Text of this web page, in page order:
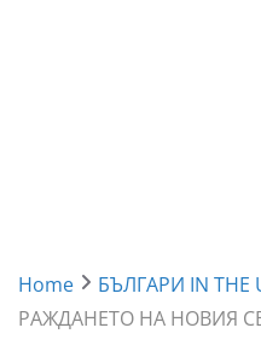
Home
БЪЛГАРИ IN THE
РАЖДАНЕТО НА НОВИЯ